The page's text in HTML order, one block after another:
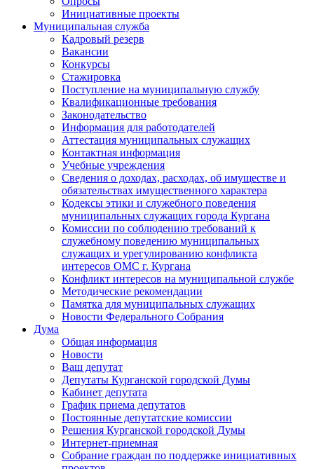
Инициативные проекты
Муниципальная служба
Кадровый резерв
Вакансии
Конкурсы
Стажировка
Поступление на муниципальную службу
Квалификационные требования
Законодательство
Информация для работодателей
Аттестация муниципальных служащих
Контактная информация
Учебные учреждения
Сведения о доходах, расходах, об имуществе и
обязательствах имущественного характера
Кодексы этики и служебного поведения
муниципальных служащих города Кургана
Комиссии по соблюдению требований к
служебному поведению муниципальных
служащих и урегулированию конфликта
интересов ОМС г. Кургана
Конфликт интересов на муниципальной службе
Методические рекомендации
Памятка для муниципальных служащих
Новости Федерального Cобрания
Дума
Общая информация
Новости
Ваш депутат
Депутаты Курганской городской Думы
Кабинет депутата
График приема депутатов
Постоянные депутатские комиссии
Решения Курганской городской Думы
Интернет-приемная
Собрание граждан по поддержке инициативных